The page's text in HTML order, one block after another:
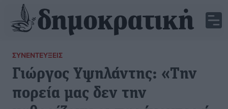
ΣΥΝΕΝΤΕΎΞΕΙΣ
Γιώργος Υψηλάντης: «Την
πορεία μας δεν την